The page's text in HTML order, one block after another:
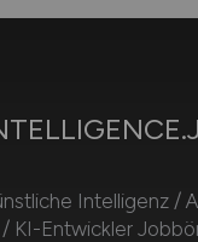
Intelligenz /
KI-Entwickler